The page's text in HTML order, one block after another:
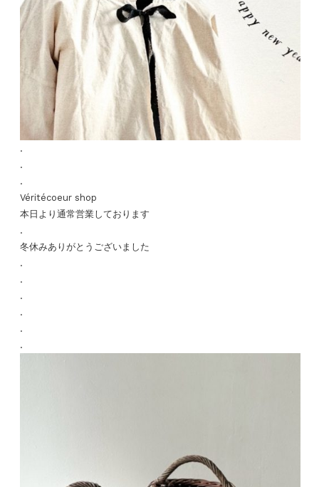
.
.
.
Véritécoeur shop
本日より通常営業しております
.
冬休みありがとうございました
.
.
.
.
.
.